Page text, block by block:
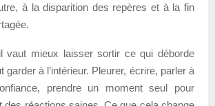
à la disparition des repères et à la fin
vaut mieux laisser sortir ce qui déborde
garder à l’intérieur. Pleurer, écrire, parler à
prendre un moment seul pour